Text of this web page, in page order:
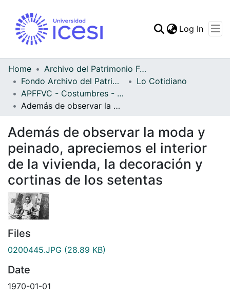
Statistics
Log In
Home
Archivo del Patrimonio Fotográfico y Fílmico del Valle del Cauca
Fondo Archivo del Patrimonio Fotográfico y Fílmico del Valle del Cauca
Lo Cotidiano
APFFVC - Costumbres - Patrimonial
Además de observar la moda y peinado, apreciemos el interior de la vivienda, la decoración y cortinas de los setentas
Además de observar la moda y
peinado, apreciemos el interior
de la vivienda, la decoración y
cortinas de los setentas
Files
0200445.JPG (28.89 KB)
Date
1970-01-01